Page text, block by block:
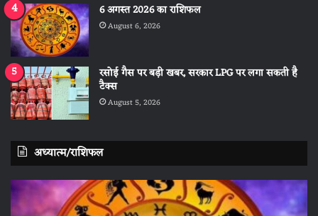
6 अगस्त 2026 का राशिफल
August 6, 2026
रसोई गैस पर बड़ी खबर, सरकार LPG पर लगा सकती है
टैक्स
August 5, 2026
अध्यात्म/राशिफल